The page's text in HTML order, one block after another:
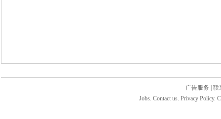
广告服务
联
Jobs. Contact us. Privacy Policy.